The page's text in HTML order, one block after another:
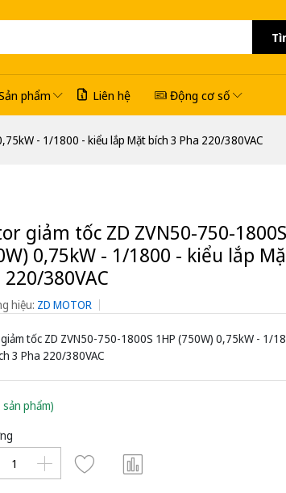
phẩm Liên hệ Động cơ số
- 1/1800 - kiểu lắp Mặt bích 3 Pha 220/380VAC
giảm tốc ZD ZVN50-750-
0,75kW - 1/1800 - kiểu lắp
220/380VAC
hiệu: ZD MOTOR
tốc ZD ZVN50-750-1800S 1HP (750W) 0,75kW - 1/
3 Pha 220/380VAC
sản phẩm)